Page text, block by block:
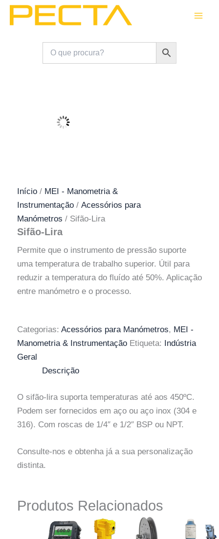
Skip
Início / MEI - Manometria &
Instrumentação / Acessórios para
Manómetros / Sifão-Lira
Sifão-Lira
Permite que o instrumento de pressão suporte
uma temperatura de trabalho superior. Útil para
reduzir a temperatura do fluído até 50%. Aplicação
entre manómetro e o processo.
Categorias: Acessórios para Manómetros, MEI -
Manometria & Instrumentação Etiqueta: Indústria
Geral
Descrição
O sifão-lira suporta temperaturas até aos 450ºC.
Podem ser fornecidos em aço ou aço inox (304 e
316). Com roscas de 1/4″ e 1/2″ BSP ou NPT.
Consulte-nos e obtenha já a sua personalização
distinta.
Produtos Relacionados